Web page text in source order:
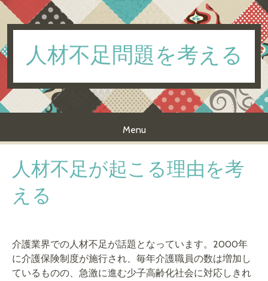
人材不足問題を考える
Menu
Skip to content
人材不足が起こる理由を考
える
介護業界での人材不足が話題となっています。2000年
に介護保険制度が施行され、毎年介護職員の数は増加し
ているものの、急激に進む少子高齢化社会に対応しきれ